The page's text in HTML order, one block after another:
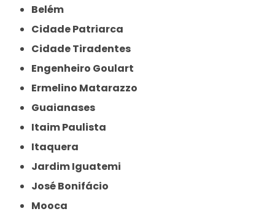
Belém
Cidade Patriarca
Cidade Tiradentes
Engenheiro Goulart
Ermelino Matarazzo
Guaianases
Itaim Paulista
Itaquera
Jardim Iguatemi
José Bonifácio
Mooca